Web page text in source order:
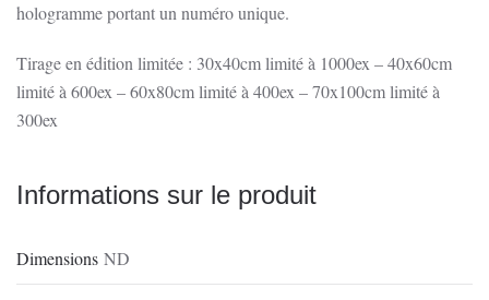
hologramme portant un numéro unique.
Tirage en édition limitée : 30x40cm limité à 1000ex – 40x60cm
limité à 600ex – 60x80cm limité à 400ex – 70x100cm limité à
300ex
Informations sur le produit
Dimensions ND